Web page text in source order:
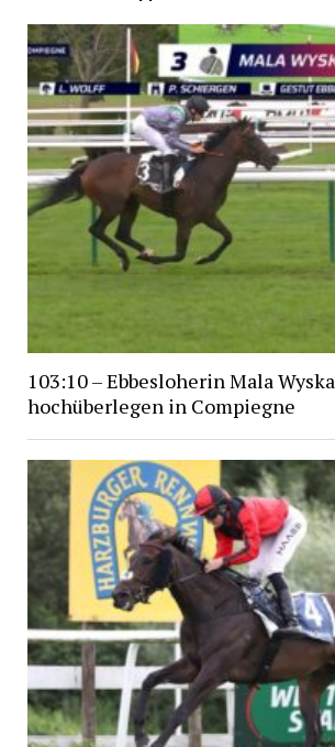
103:10 – Ebbesloherin Mala Wyska
hochüberlegen in Compiegne